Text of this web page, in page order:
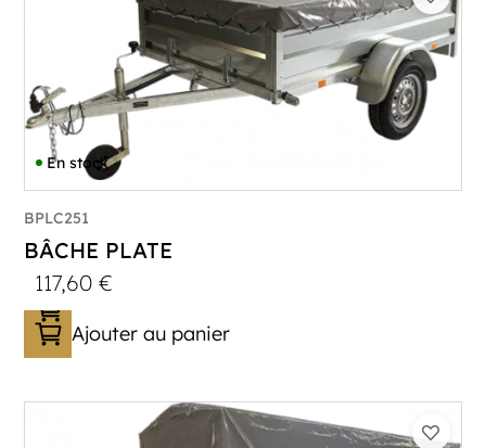
En stock
BPLC251
BÂCHE PLATE
117,60€
Ajouter au panier